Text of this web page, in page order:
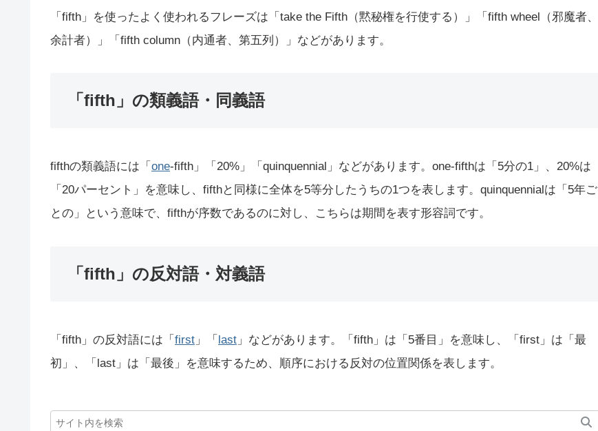
「fifth」を使ったよく使われるフレーズは「take the Fifth（黙秘権を行使する）」「fifth wheel（邪魔者、
余計者）」「fifth column（内通者、第五列）」などがあります。
「fifth」の類義語・同義語
fifthの類義語には「 one-fifth」「20%」「quinquennial」などがあります。one-fifthは「5分の1」、20%は
「20パーセント」を意味し、fifthと同様に全体を5等分したうちの1つを表します。quinquennialは「5年ご
との」という意味で、fifthが序数であるのに対し、こちらは期間を表す形容詞です。
「fifth」の反対語・対義語
「fifth」の反対語には「 first 」「 last 」などがあります。「fifth」は「5番目」を意味し、「first」は「最
初」、「last」は「最後」を意味するため、順序における反対の位置関係を表します。